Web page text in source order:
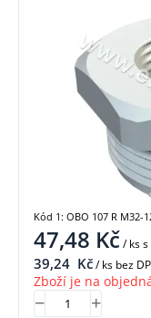
47,48 Kč/ kss
39,24 Kč/ ks bez
Zboží je na
Kód 1: OBO 107 R M32-